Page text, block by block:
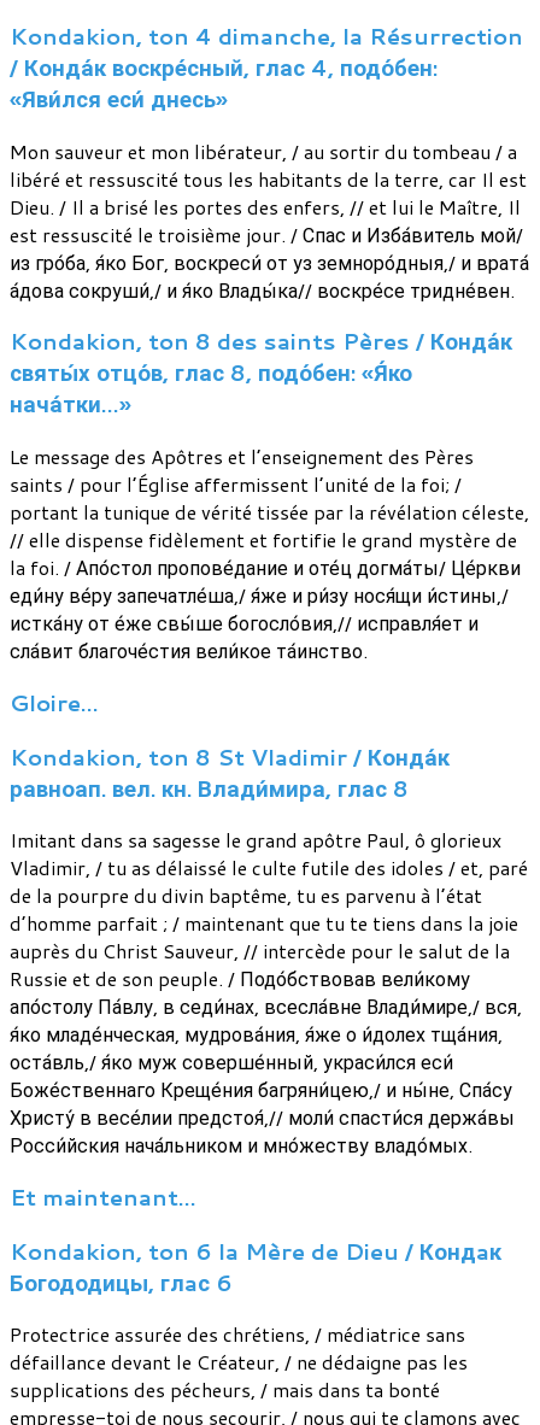
Kondakion, ton 4 dimanche, la Résurrection
/ Конда́к воскре́сный, глас 4, подо́бен:
«Яви́лся еси́ днесь»
Mon sauveur et mon libérateur, / au sortir du tombeau / a
libéré et ressuscité tous les habitants de la terre, car Il est
Dieu. / Il a brisé les portes des enfers, // et lui le Maître, Il
est ressuscité le troisième jour. / Спас и Изба́витель мой/
из гро́ба, я́ко Бог, воскреси́ от уз земноро́дныя,/ и врата́
а́дова сокруши́,/ и я́ко Влады́ка// воскре́се тридне́вен.
Kondakion, ton 8 des saints Pères / Конда́к
святы́х отцо́в, глас 8, подо́бен: «Я́ко
нача́тки…»
Le message des Apôtres et l’enseignement des Pères
saints / pour l’Église affermissent l’unité de la foi; /
portant la tunique de vérité tissée par la révélation céleste,
// elle dispense fidèlement et fortifie le grand mystère de
la foi. / Апо́стол пропове́дание и оте́ц догма́ты/ Це́ркви
еди́ну ве́ру запечатле́ша,/ я́же и ри́зу нося́щи и́стины,/
истка́ну от е́же свы́ше богосло́вия,// исправля́ет и
сла́вит благоче́стия вели́кое та́инство.
Gloire…
Kondakion, ton 8 St Vladimir / Конда́к
равноап. вел. кн. Влади́мира, глас 8
Imitant dans sa sagesse le grand apôtre Paul, ô glorieux
Vladimir, / tu as délaissé le culte futile des idoles / et, paré
de la pourpre du divin baptême, tu es parvenu à l’état
d’homme parfait ; / maintenant que tu te tiens dans la joie
auprès du Christ Sauveur, // intercède pour le salut de la
Russie et de son peuple. / Подо́бствовав вели́кому
апо́столу Па́влу, в седи́нах, всесла́вне Влади́мире,/ вся,
я́ко младе́нческая, мудрова́ния, я́же о и́долех тща́ния,
оста́вль,/ я́ко муж соверше́нный, украси́лся еси́
Боже́ственнаго Креще́ния багряни́цею,/ и ны́не, Спа́су
Христу́ в весе́лии предстоя́,// моли́ спасти́ся держа́вы
Росси́йския нача́льником и мно́жеству владо́мых.
Et maintenant…
Kondakion, ton 6 la Mère de Dieu / Кондaк
Богододицы, глaс 6
Protectrice assurée des chrétiens, / médiatrice sans
défaillance devant le Créateur, / ne dédaigne pas les
supplications des pécheurs, / mais dans ta bonté
empresse-toi de nous secourir, / nous qui te clamons avec